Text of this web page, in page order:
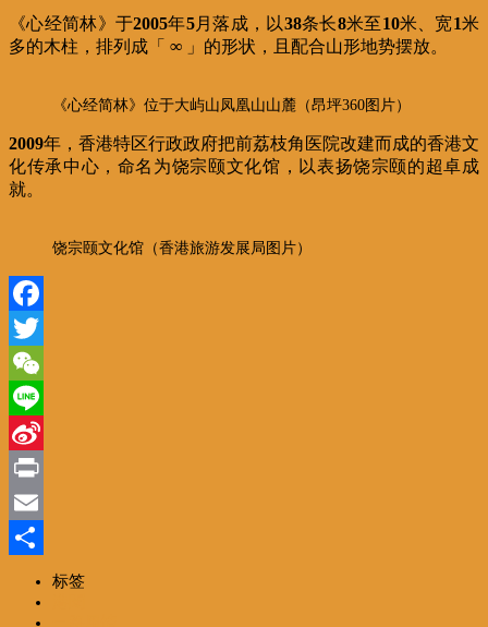
《心经简林》于2005年5月落成，以38条长8米至10米、宽1米
多的木柱，排列成「 ∞ 」的形状，且配合山形地势摆放。
《心经简林》位于大屿山凤凰山山麓（昂坪360图片）
2009年，香港特区行政政府把前荔枝角医院改建而成的香港文
化传承中心，命名为饶宗颐文化馆，以表扬饶宗颐的超卓成
就。
饶宗颐文化馆（香港旅游发展局图片）
Facebook
Twitter
WeChat
Line
Sina
Weibo
Print
Email
标签